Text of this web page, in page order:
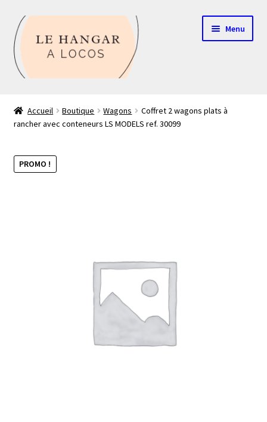
Aller
à
la
navigation
Aller
au
contenu
Menu
Boutique
Mon compte
Accueil Boutique Wagons
Coffret 2 wagons plats à
rancher avec conteneurs LS MODELS ref. 30099
PROMO !